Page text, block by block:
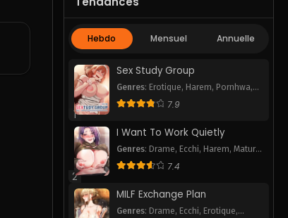
Hebdo Mensuel Annuelle
1
Sex Study Group
Genres: Erotique, Harem, Pornhwa,
Romance,School Life
7.9
2
I Want To Work Quietly
Genres: Drame, Ecchi, Harem,Mature,
Pornhwa,Romance
7.4
MILF Exchange Plan
Genres: Drame, Ecchi, Erotique,